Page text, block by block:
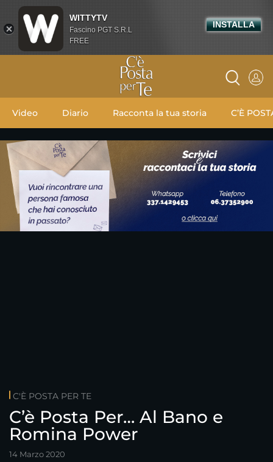
Video Diario Racconta la tua storia C’È
C'È POSTA PER TE
C’è Posta Per… Al Bano e
Romina Power
14 Marzo 2020
WITTYTV
Fascino PGT S.R.L
FREE
INSTALLA